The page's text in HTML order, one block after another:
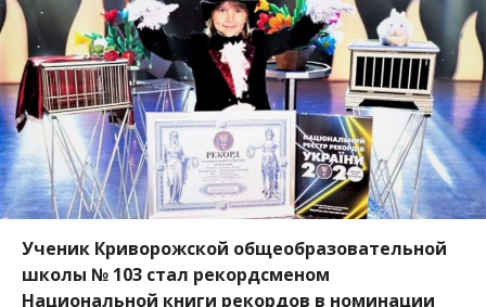
Ученик Криворожской общеобразовательной
школы № 103 стал рекордсменом
Национальной книги рекордов в номинации